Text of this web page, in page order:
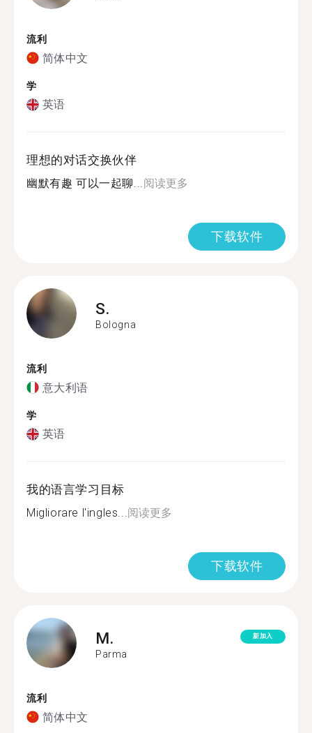
流利
简体中文
学
英语
理想的对话交换伙伴
幽默有趣 可以一起聊...阅读更多
下载软件
S.
Bologna
流利
意大利语
学
英语
我的语言学习目标
Migliorare l'ingles...阅读更多
下载软件
M.
Parma
新加入
流利
简体中文